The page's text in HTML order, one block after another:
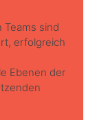
sind
erfolgreich
Ebenen der